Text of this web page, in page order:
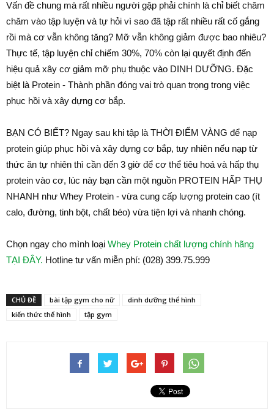
Vấn đề chung mà rất nhiều người gặp phải chính là chỉ biết chăm
chăm vào tập luyện và tự hỏi vì sao đã tập rất nhiều rất cố gắng
rồi mà cơ vẫn không tăng? Mỡ vẫn không giảm được bao nhiêu?
Thực tế, tập luyện chỉ chiếm 30%, 70% còn lại quyết định đến
hiệu quả xây cơ giảm mỡ phụ thuộc vào DINH DƯỠNG. Đặc
biệt là Protein - Thành phần đóng vai trò quan trọng trong việc
phục hồi và xây dựng cơ bắp.
BẠN CÓ BIẾT? Ngay sau khi tập là THỜI ĐIỂM VÀNG để nạp
protein giúp phục hồi và xây dựng cơ bắp, tuy nhiên nếu nạp từ
thức ăn tự nhiên thì cần đến 3 giờ để cơ thể tiêu hoá và hấp thụ
protein vào cơ, lúc này bạn cần một nguồn PROTEIN HẤP THỤ
NHANH như Whey Protein - vừa cung cấp lượng protein cao (ít
calo, đường, tinh bột, chất béo) vừa tiện lợi và nhanh chóng.
Chọn ngay cho mình loại Whey Protein chất lượng chính hãng
TẠI ĐÂY. Hotline tư vấn miễn phí: (028) 399.75.999
CHỦ ĐỀ bài tập gym cho nữ
dinh dưỡng thể hình
kiến thức thể hình
tập gym